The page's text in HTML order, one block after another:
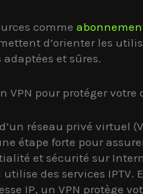
comme
d’orienter les
adaptées et sûres.
VPN pour protéger votre
réseau privé virtuel
étape forte pour
et sécurité sur
utilise des services IPTV.
IP, un VPN protège